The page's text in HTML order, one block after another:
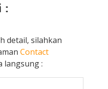
:
detail, silahkan
Contact
langsung :